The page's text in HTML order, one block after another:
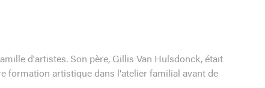
d'artistes. Son père, Gillis Van Hulsdonck, était
formation artistique dans l'atelier familial avant de